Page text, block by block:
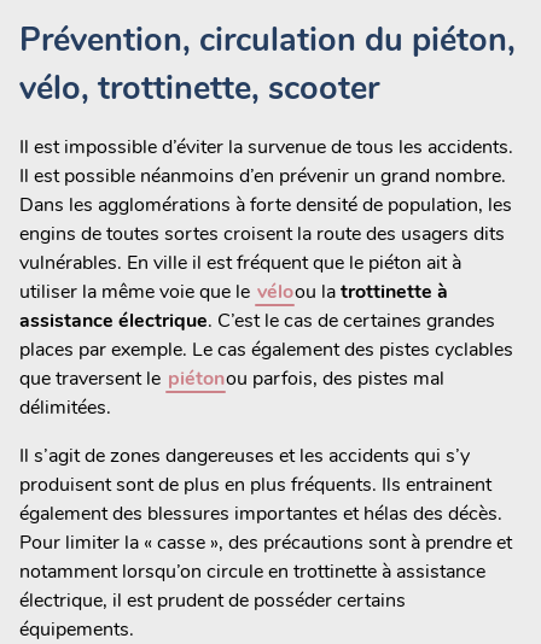
Prévention, circulation du piéton,
vélo, trottinette, scooter
Il est impossible d’éviter la survenue de tous les accidents.
Il est possible néanmoins d’en prévenir un grand nombre.
Dans les agglomérations à forte densité de population, les
engins de toutes sortes croisent la route des usagers dits
vulnérables. En ville il est fréquent que le piéton ait à
utiliser la même voie que le véloou latrottinette à
assistance électrique. C’est le cas de certaines grandes
places par exemple. Le cas également des pistes cyclables
que traversent le piétonou parfois, des pistes mal
délimitées.
Il s’agit de zones dangereuses et les accidents qui s’y
produisent sont de plus en plus fréquents. Ils entrainent
également des blessures importantes et hélas des décès.
Pour limiter la « casse », des précautions sont à prendre et
notamment lorsqu’on circule en trottinette à assistance
électrique, il est prudent de posséder certains
équipements.